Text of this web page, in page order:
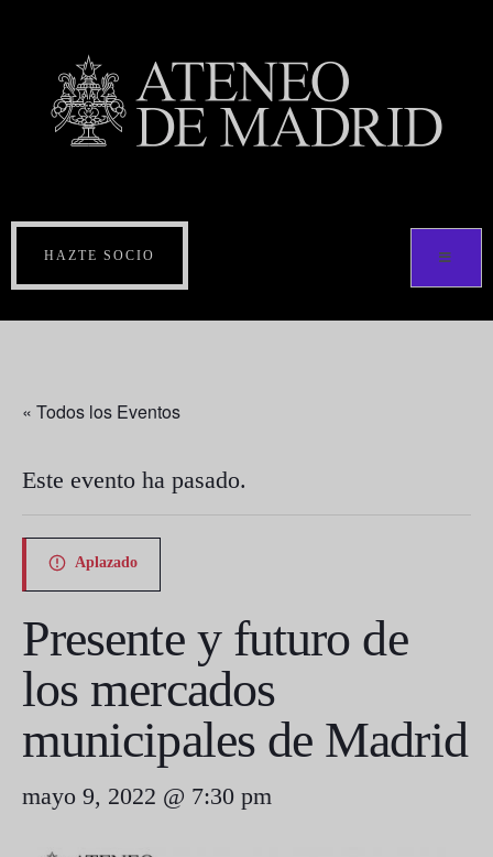
HAZTE SOCIO
« Todos los Eventos
Este evento ha pasado.
Aplazado
Presente y futuro de
los mercados
municipales de Madrid
mayo 9, 2022 @ 7:30 pm